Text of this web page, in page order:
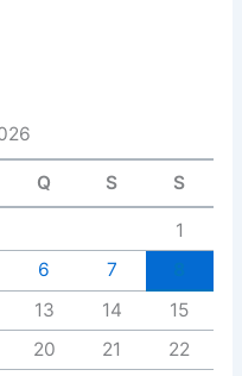
Q S S
1
6 7
13 14
15
20 21
22